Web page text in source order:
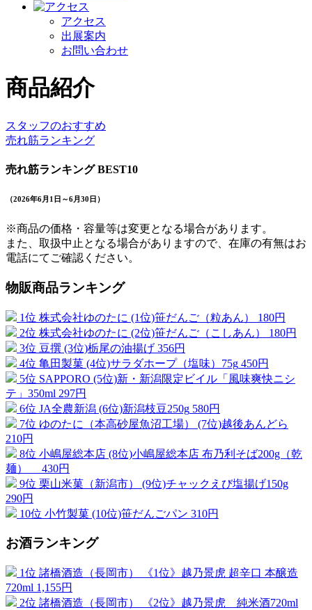
アクセス
出展案内
お問い合わせ
商品紹介
スタッフのおすすめ
売れ筋ランキング
売れ筋ランキング BEST10
（2026年6月1日～6月30日）
※商品の価格・容量等は変更となる場合があります。
また、取扱中止となる場合がありますので、在庫の有無はお
電話にてご確認ください。
物販商品ランキング
1位 株式会社ゆのたに (1位)笹だんご（粒あん）
180円
2位 株式会社ゆのたに (2位)笹だんご（こしあん）
180円
3位 豆撰 (3位)栃尾の油揚げ 356円
4位 亀田製菓 (4位)サラダホープ（塩味）75g 450円
5位 SAPPORO (5位)新・新潟限定ビイル「風味爽快ニシ
テ」350ml 297円
6位 JA全農新潟 (6位)新潟枝豆250g 580円
7位 ゆのたに（本高砂屋魚沼工場）
(7位)越後あんどら
210円
8位 小嶋屋総本店 (8位)小嶋屋総本店 布乃利そば200g（乾
麺）
430円
9位 栗山米菓（新潟市）
(9位)チャックえび塩揚げ150g
290円
10位 小竹製菓 (10位)笹だんごパン 310円
お酒ランキング
1位 諸橋酒造（長岡市）
《1位》越乃景虎 超辛口 本醸造
720ml 1,155円
2位 諸橋酒造（長岡市）
《2位》越乃景虎 純米酒720ml